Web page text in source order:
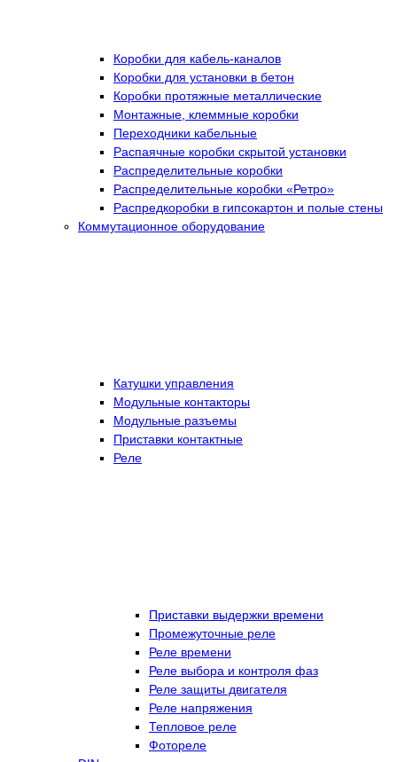
Коробки для кабель-каналов
Коробки для установки в бетон
Коробки протяжные металлические
Монтажные, клеммные коробки
Переходники кабельные
Распаячные коробки скрытой установки
Распределительные коробки
Распределительные коробки «Ретро»
Распредкоробки в гипсокартон и полые стены
Коммутационное оборудование
Катушки управления
Модульные контакторы
Модульные разъемы
Приставки контактные
Реле
Приставки выдержки времени
Промежуточные реле
Реле времени
Реле выбора и контроля фаз
Реле защиты двигателя
Реле напряжения
Тепловое реле
Фотореле